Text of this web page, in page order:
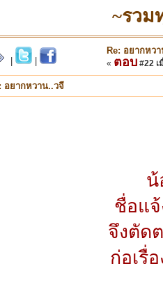
~รวม
Re: อยากหว
« ตอบ #22 เ
อยากหวาน..วจี
น้
ชื่อแ
จึงตัด
ก่อเรื่